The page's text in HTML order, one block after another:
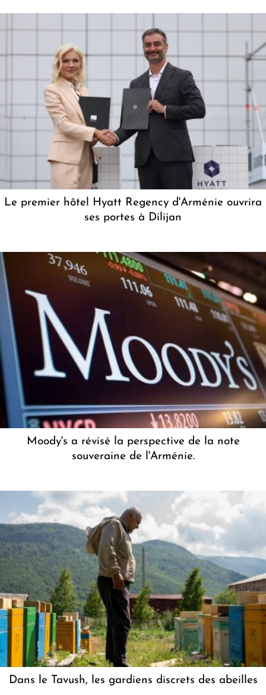
Le premier hôtel Hyatt Regency d'Arménie ouvrira
ses portes à Dilijan
Moody's a révisé la perspective de la note
souveraine de l'Arménie.
Dans le Tavush, les gardiens discrets des abeilles